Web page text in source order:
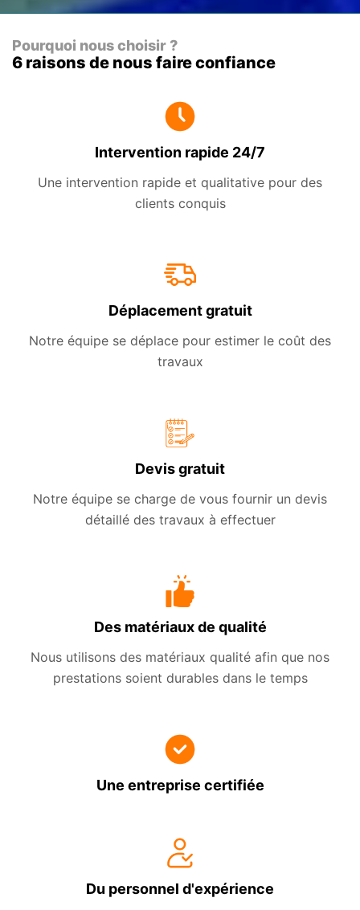
Pourquoi nous choisir ?
6 raisons de nous faire confiance
Intervention rapide 24/7
Une intervention rapide et qualitative pour des
clients conquis
Déplacement gratuit
Notre équipe se déplace pour estimer le coût des
travaux
Devis gratuit
Notre équipe se charge de vous fournir un devis
détaillé des travaux à effectuer
Des matériaux de qualité
Nous utilisons des matériaux qualité afin que nos
prestations soient durables dans le temps
Une entreprise certifiée
Du personnel d'expérience